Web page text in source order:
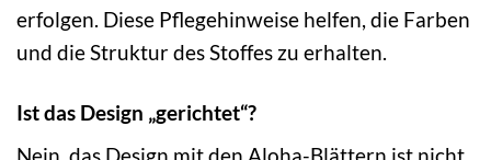
erfolgen. Diese Pflegehinweise helfen, die Farben
und die Struktur des Stoffes zu erhalten.
Ist das Design „gerichtet“?